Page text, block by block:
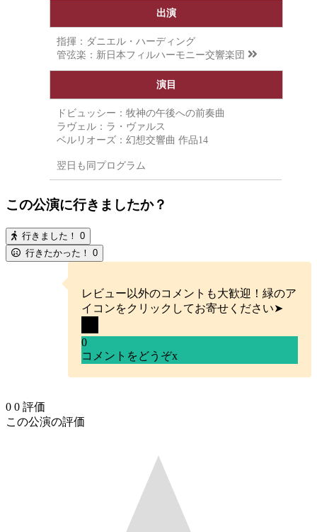
出演
指揮：ダニエル・ハーディング
管弦楽： 新日本フィルハーモニー交響楽団
演目
ドビュッシー：牧神の午後への前奏曲
ラヴェル：ラ・ヴァルス
ベルリオーズ：幻想交響曲 作品14
翌日も同プログラム
この公演に行きましたか？
行きました！ 0
行きたかった！ 0
レビュー以外のコメントも大歓迎！緑のア
イコンをクリックしてお寄せください➤
0
コメントをどうぞx
0 0 評価
この公演の評価